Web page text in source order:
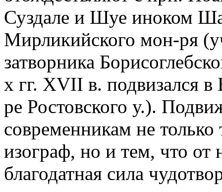
Суздале и Шуе иноком
Мирликийского мон-ря
затворника
х гг. XVII в. подвизался
ре Ростовского у.).
современникам не
изограф, но и тем, что
благодатная сила